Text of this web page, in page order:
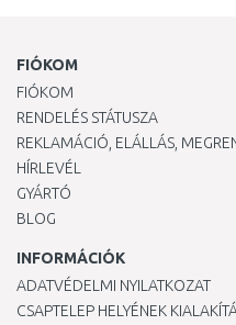
FIÓKOM
FIÓKOM
RENDELÉS STÁTUSZA
REKLAMÁCIÓ, ELÁLLÁS,
HÍRLEVÉL
GYÁRTÓ
BLOG
INFORMÁCIÓK
ADATVÉDELMI NYILATKOZAT
CSAPTELEP HELYÉNEK